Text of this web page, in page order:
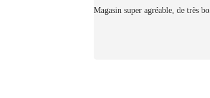
Magasin super agréable, de très